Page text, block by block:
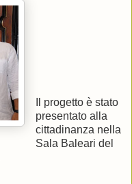
Il progetto è stato
presentato alla
cittadinanza nella
Sala Baleari del